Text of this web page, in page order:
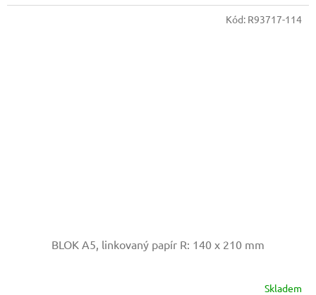
BLOK A5, linkovaný papír R: 140 x 210 mm
Skladem
Kód: R93717-114